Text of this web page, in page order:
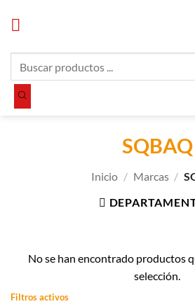
productos
SQBAQ
Inicio / Marcas /
No se han encontrado productos
selección.
Filtros activos